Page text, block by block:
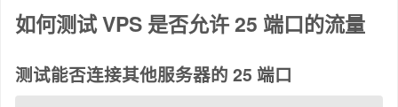
如何测试 VPS 是否允许 25 端口的流量
测试能否连接其他服务器的 25 端口